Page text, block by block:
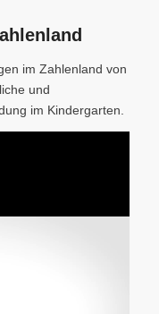
im Zahlenland von
und
im Kindergarten.